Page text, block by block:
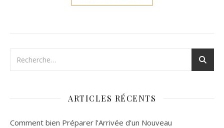
ARTICLES RÉCENTS
Comment bien Préparer l’Arrivée d’un Nouveau